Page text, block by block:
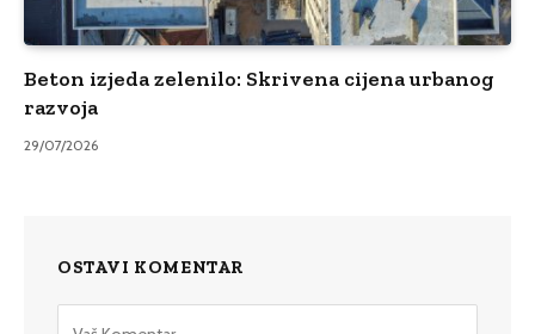
Beton izjeda zelenilo: Skrivena cijena urbanog
razvoja
29/07/2026
OSTAVI KOMENTAR